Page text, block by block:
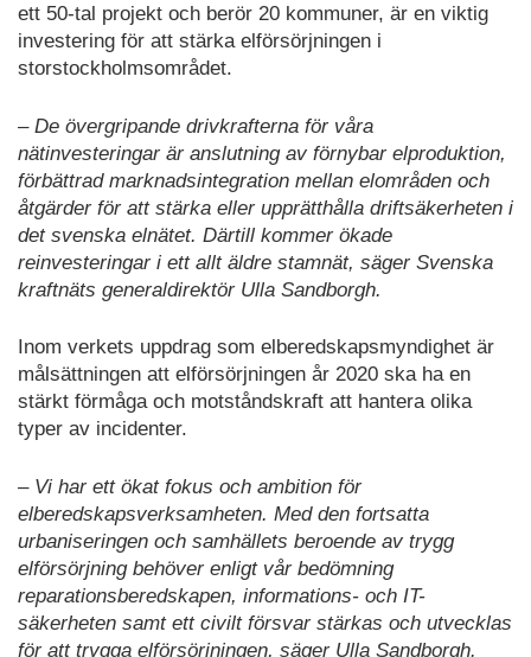
ett 50-tal projekt och berör 20 kommuner, är en viktig
investering för att stärka elförsörjningen i
storstockholmsområdet.
– De övergripande drivkrafterna för våra
nätinvesteringar är anslutning av förnybar elproduktion,
förbättrad marknadsintegration mellan elområden och
åtgärder för att stärka eller upprätthålla driftsäkerheten i
det svenska elnätet. Därtill kommer ökade
reinvesteringar i ett allt äldre stamnät, säger Svenska
kraftnäts generaldirektör Ulla Sandborgh.
Inom verkets uppdrag som elberedskapsmyndighet är
målsättningen att elförsörjningen år 2020 ska ha en
stärkt förmåga och motståndskraft att hantera olika
typer av incidenter.
– Vi har ett ökat fokus och ambition för
elberedskapsverksamheten. Med den fortsatta
urbaniseringen och samhällets beroende av trygg
elförsörjning behöver enligt vår bedömning
reparationsberedskapen, informations- och IT-
säkerheten samt ett civilt försvar stärkas och utvecklas
för att trygga elförsörjningen, säger Ulla Sandborgh.